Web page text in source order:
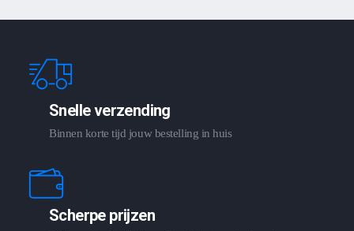
Snelle verzending
Binnen korte tijd jouw bestelling in huis
Scherpe prijzen